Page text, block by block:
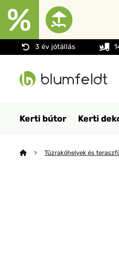
3 év jótállás
Kerti bútor Kerti
Tűzrakóhelyek és